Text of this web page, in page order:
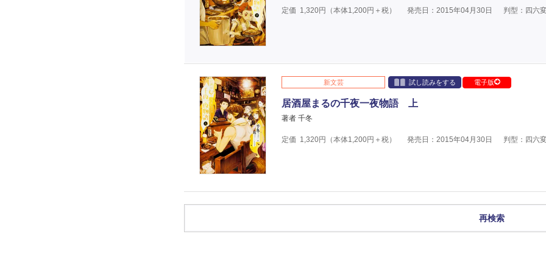
定価 1,320円（本体1,200円＋税） 発売日：2015年04月30日 判型：四六
新文芸 試し読みをする 電子版
居酒屋まるの千夜一夜物語 上
著者 千冬
定価 1,320円（本体1,200円＋税） 発売日：2015年04月30日 判型：四六
再検索